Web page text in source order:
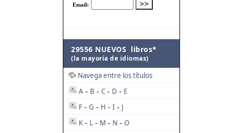
29556 NUEVOS libros*
(la mayoría de idiomas)
Navega entre los títulos
A - B - C - D - E
F - G - H - I - J
K - L - M - N - O